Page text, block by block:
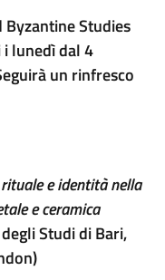
Studies
i lunedì dal 4
un rinfresco
rituale e identità nella
e ceramica
Studi di Bari,